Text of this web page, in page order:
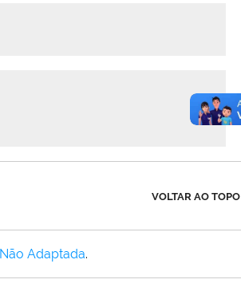
VOLTAR AO TOPO
Adaptada.